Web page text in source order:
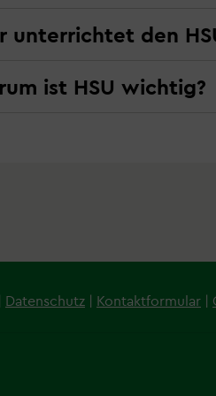
unterrichtet den
ist HSU wichtig?
Datenschutz | Kontaktformular |